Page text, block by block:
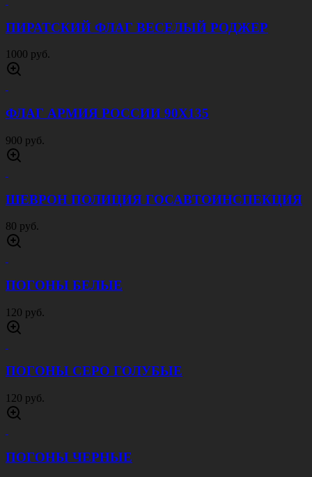
ПИРАТСКИЙ ФЛАГ ВЕСЕЛЫЙ РОДЖЕР
1000 руб.
ФЛАГ АРМИЯ РОССИИ 90Х135
900 руб.
ШЕВРОН ПОЛИЦИЯ ГОСАВТОИНСПЕКЦИЯ
80 руб.
ПОГОНЫ БЕЛЫЕ
120 руб.
ПОГОНЫ СЕРО ГОЛУБЫЕ
120 руб.
ПОГОНЫ ЧЕРНЫЕ